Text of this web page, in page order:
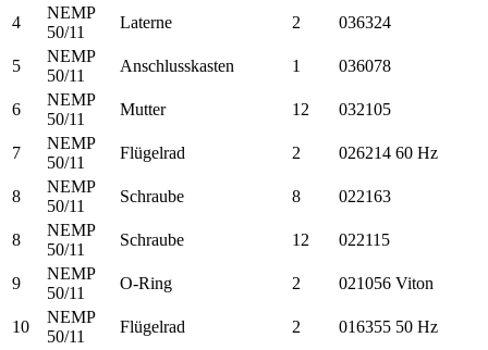
4
NEMP
50/11
Laterne 2 036324
5
NEMP
50/11
Anschlusskasten 1 036078
6
NEMP
50/11
Mutter 12 032105
7
NEMP
50/11
Flügelrad 2 026214 60 Hz
8
NEMP
50/11
Schraube 8 022163
8
NEMP
50/11
Schraube 12 022115
9
NEMP
50/11
O-Ring 2 021056 Viton
10
NEMP
50/11
Flügelrad 2 016355 50 Hz